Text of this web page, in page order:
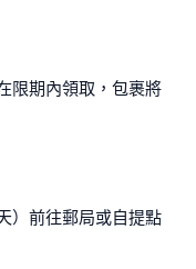
限期內領取，包裹將
）前往郵局或自提點